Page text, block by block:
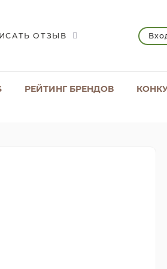
ОТЗЫВ
РЕЙТИНГ БРЕНДОВ